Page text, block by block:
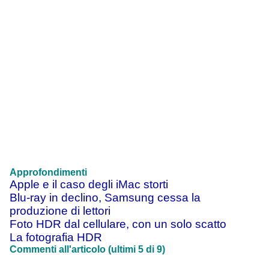
Approfondimenti
Apple e il caso degli iMac storti
Blu-ray in declino, Samsung cessa la
produzione di lettori
Foto HDR dal cellulare, con un solo scatto
La fotografia HDR
Commenti all'articolo (ultimi 5 di 9)